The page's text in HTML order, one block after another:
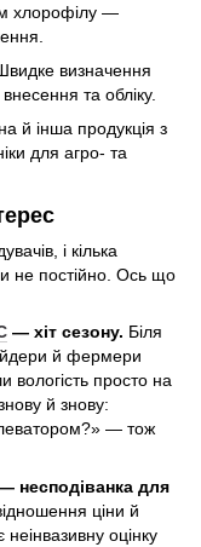
хлорофілу —
визначення
та обліку.
й інша продукція з
для агро- та
і кілька
не постійно. Ось що
— хіт сезону. Біля
й фермери
вологість просто на
й знову:
— тож
несподіванка для
ціни й
оцінку